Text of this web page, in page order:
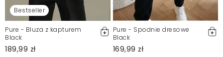
Bestseller
Pure - Bluza z kapturem
Black
189,99 zł
Pure - Spodnie dresowe
Black
169,99 zł